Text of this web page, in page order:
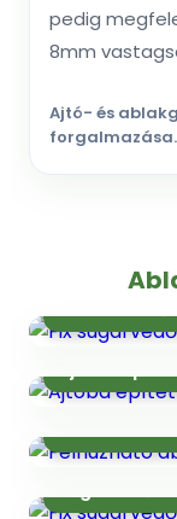
pedig
8mm
Ajtó- és
forgalmazása.
Fix
Ajtóba
Felhúzható
Sugárvédő